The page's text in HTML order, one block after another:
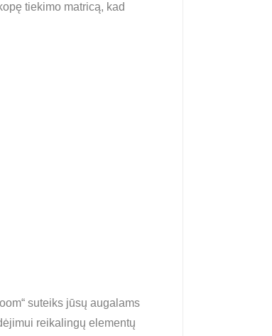
tiekimo matricą, kad
suteiks jūsų augalams
reikalingų elementų